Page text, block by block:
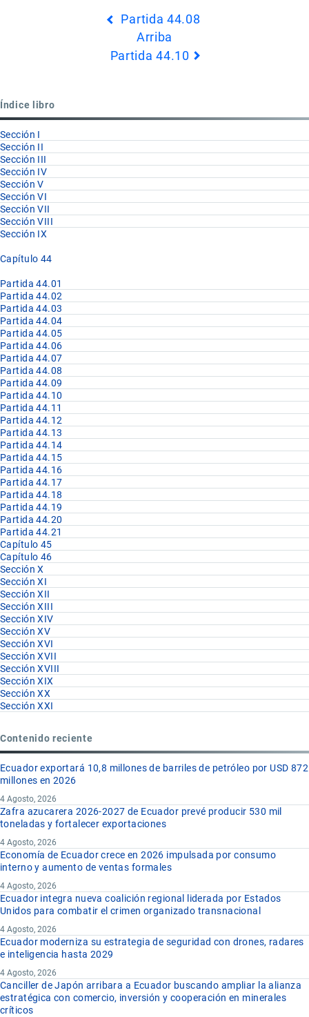
44.09
Partida 44.08
Arriba
Partida 44.10
Índice libro
Sección I
Sección II
Sección III
Sección IV
Sección V
Sección VI
Sección VII
Sección VIII
Sección IX
Capítulo 44
Partida 44.01
Partida 44.02
Partida 44.03
Partida 44.04
Partida 44.05
Partida 44.06
Partida 44.07
Partida 44.08
Partida 44.09
Partida 44.10
Partida 44.11
Partida 44.12
Partida 44.13
Partida 44.14
Partida 44.15
Partida 44.16
Partida 44.17
Partida 44.18
Partida 44.19
Partida 44.20
Partida 44.21
Capítulo 45
Capítulo 46
Sección X
Sección XI
Sección XII
Sección XIII
Sección XIV
Sección XV
Sección XVI
Sección XVII
Sección XVIII
Sección XIX
Sección XX
Sección XXI
Contenido reciente
Ecuador exportará 10,8 millones de barriles de petróleo por USD 872
millones en 2026
4 Agosto, 2026
Zafra azucarera 2026-2027 de Ecuador prevé producir 530 mil
toneladas y fortalecer exportaciones
4 Agosto, 2026
Economía de Ecuador crece en 2026 impulsada por consumo
interno y aumento de ventas formales
4 Agosto, 2026
Ecuador integra nueva coalición regional liderada por Estados
Unidos para combatir el crimen organizado transnacional
4 Agosto, 2026
Ecuador moderniza su estrategia de seguridad con drones, radares
e inteligencia hasta 2029
4 Agosto, 2026
Canciller de Japón arribara a Ecuador buscando ampliar la alianza
estratégica con comercio, inversión y cooperación en minerales
críticos